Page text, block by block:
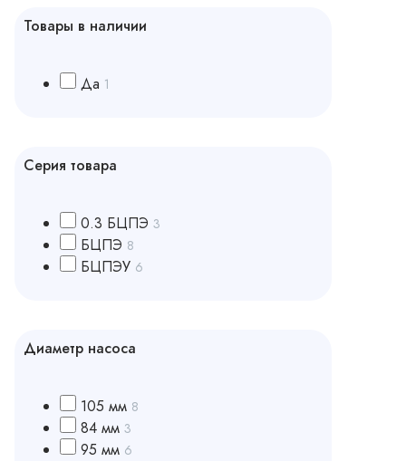
Товары в наличии
Да 1
Серия товара
0.3 БЦПЭ 3
БЦПЭ 8
БЦПЭУ 6
Диаметр насоса
105 мм 8
84 мм 3
95 мм 6